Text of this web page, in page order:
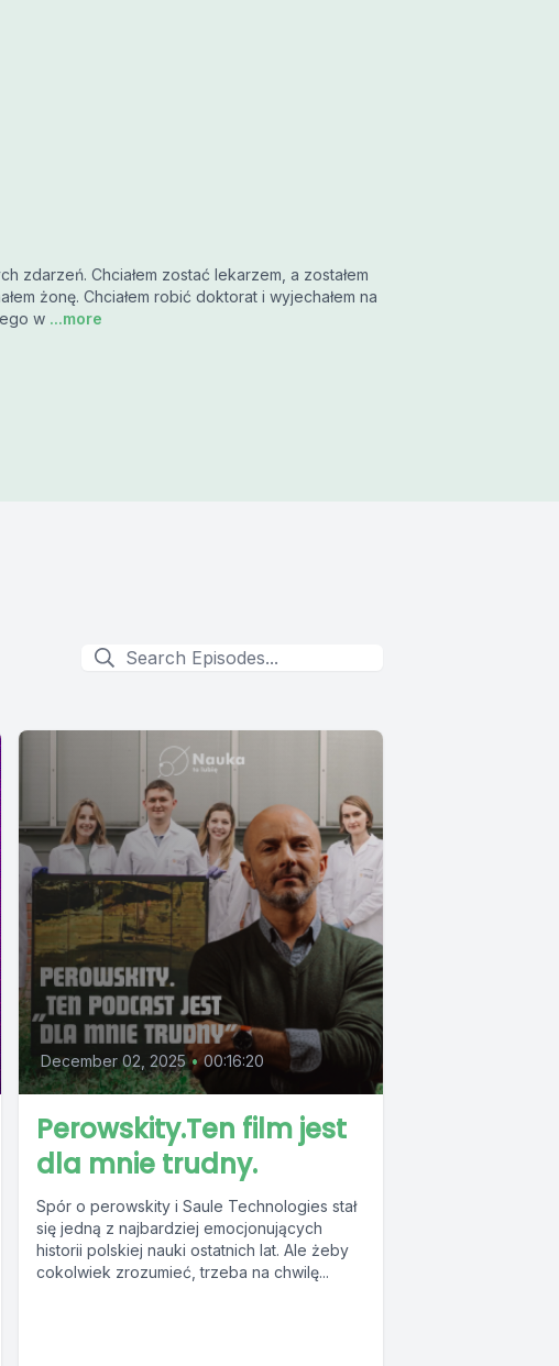
zdarzeń. Chciałem zostać lekarzem, a zostałem
żonę. Chciałem robić doktorat i wyjechałem na
w ...more
December 02, 2025 • 00:16:20
Perowskity.Ten film jest
dla mnie trudny.
Spór o perowskity i Saule Technologies stał
się jedną z najbardziej emocjonujących
historii polskiej nauki ostatnich lat. Ale żeby
cokolwiek zrozumieć, trzeba na chwilę...